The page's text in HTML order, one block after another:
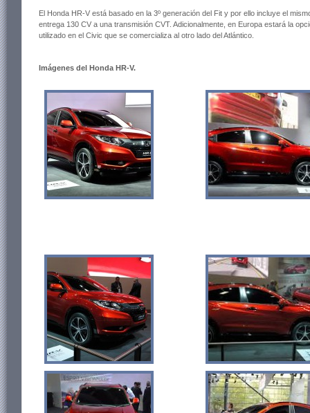
El Honda HR-V está basado en la 3º generación del Fit y por ello incluye el
entrega 130 CV a una transmisión CVT. Adicionalmente, en Europa estará la
utilizado en el Civic que se comercializa al otro lado del Atlántico.
Imágenes del Honda HR-V.